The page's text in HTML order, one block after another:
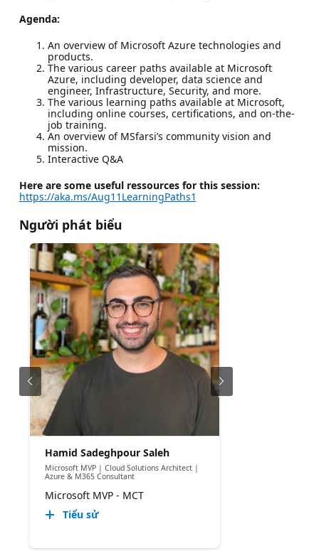
Agenda:
An overview of Microsoft Azure technologies and
products.
The various career paths available at Microsoft
Azure, including developer, data science and
engineer, Infrastructure, Security, and more.
The various learning paths available at Microsoft,
including online courses, certifications, and on-the-
job training.
An overview of MSfarsi’s community vision and
mission.
Interactive Q&A
Here are some useful ressources for this session:
https://aka.ms/Aug11LearningPaths1
Người phát biểu
Hamid Sadeghpour Saleh
Microsoft MVP | Cloud Solutions Architect |
Azure & M365 Consultant
Microsoft MVP - MCT
Tiểu sử